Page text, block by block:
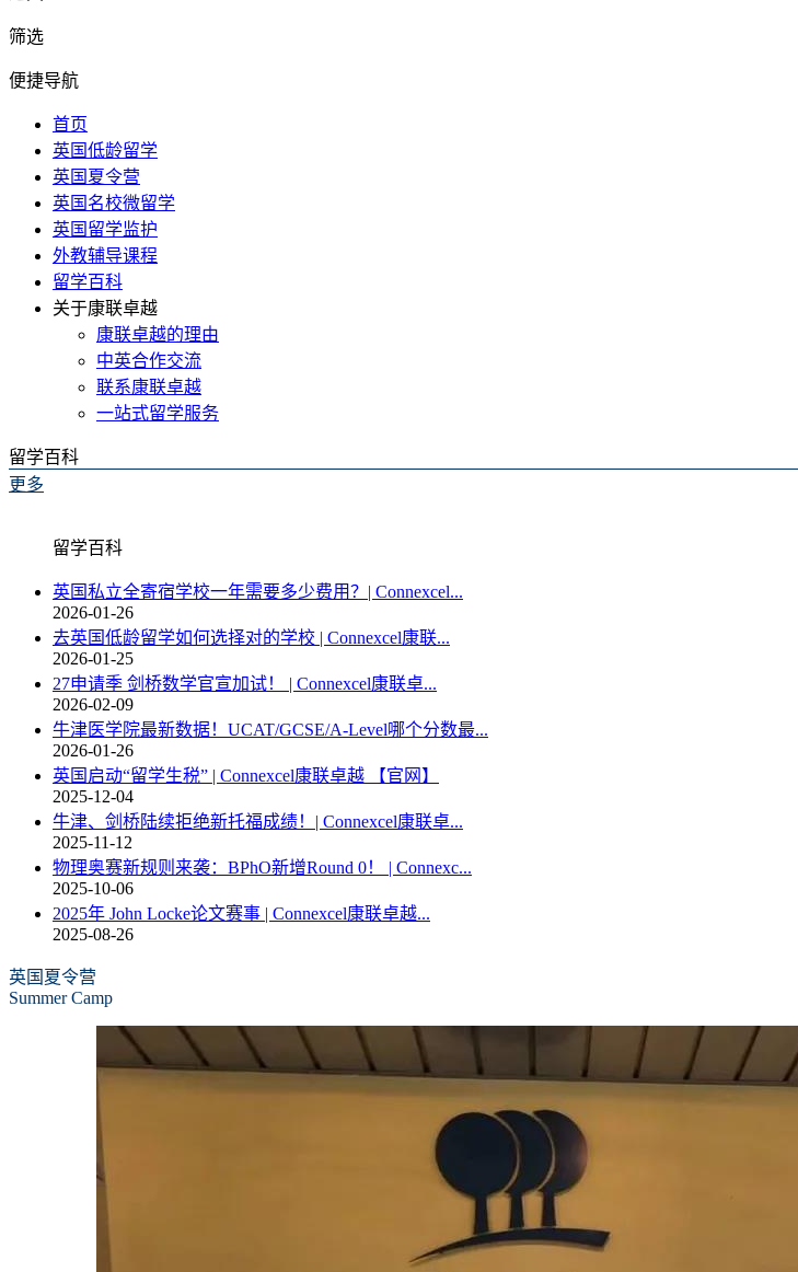
筛选
便捷导航
首页
英国低龄留学
英国夏令营
英国名校微留学
英国留学监护
外教辅导课程
留学百科
关于康联卓越
康联卓越的理由
中英合作交流
联系康联卓越
一站式留学服务
留学百科
更多
留学百科
英国私立全寄宿学校一年需要多少费用？| Connexcel...
2026-01-26
去英国低龄留学如何选择对的学校 | Connexcel康联...
2026-01-25
27申请季 剑桥数学官宣加试！ | Connexcel康联卓...
2026-02-09
牛津医学院最新数据！UCAT/GCSE/A-Level哪个分数最...
2026-01-26
英国启动“留学生税” | Connexcel康联卓越 【官网】
2025-12-04
牛津、剑桥陆续拒绝新托福成绩！| Connexcel康联卓...
2025-11-12
物理奥赛新规则来袭：BPhO新增Round 0！ | Connexc...
2025-10-06
2025年 John Locke论文赛事 | Connexcel康联卓越...
2025-08-26
英国夏令营
Summer Camp